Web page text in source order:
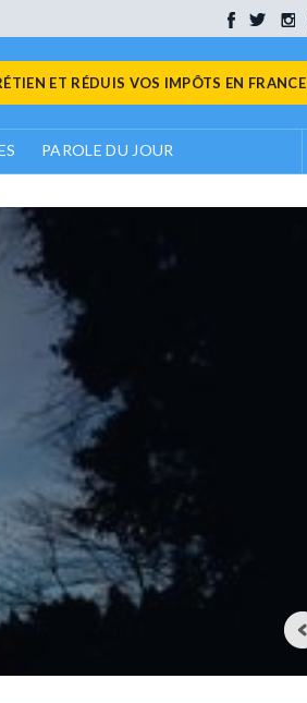
ET RÉDUIS VOS IMPÔTS EN FRANCE
PAROLE DU JOUR